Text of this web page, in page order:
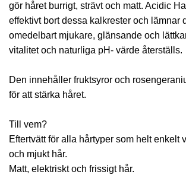
gör håret burrigt, strävt och matt. Acidic
effektivt bort dessa kalkrester och lämnar
omedelbart mjukare, glänsande och
vitalitet och naturliga pH- värde återställs.
Den innehåller fruktsyror och
för att stärka håret.
Till vem?
Eftertvätt för alla hårtyper som helt enkelt
och mjukt hår.
Matt, elektriskt och frissigt hår.